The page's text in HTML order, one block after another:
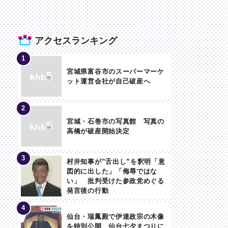
アクセスランキング
宮城県富谷市のスーパーマーケ
ット運営会社が自己破産へ
宮城・石巻市の写真館 写真の
高橋が破産開始決定
村井知事が”舌出し”を釈明「意
図的に出した」「侮辱ではな
い」 批判受けた参政党めぐる
発言後の行動
仙台・瑞鳳殿で伊達政宗の木像
を特別公開 仙台七夕まつりに